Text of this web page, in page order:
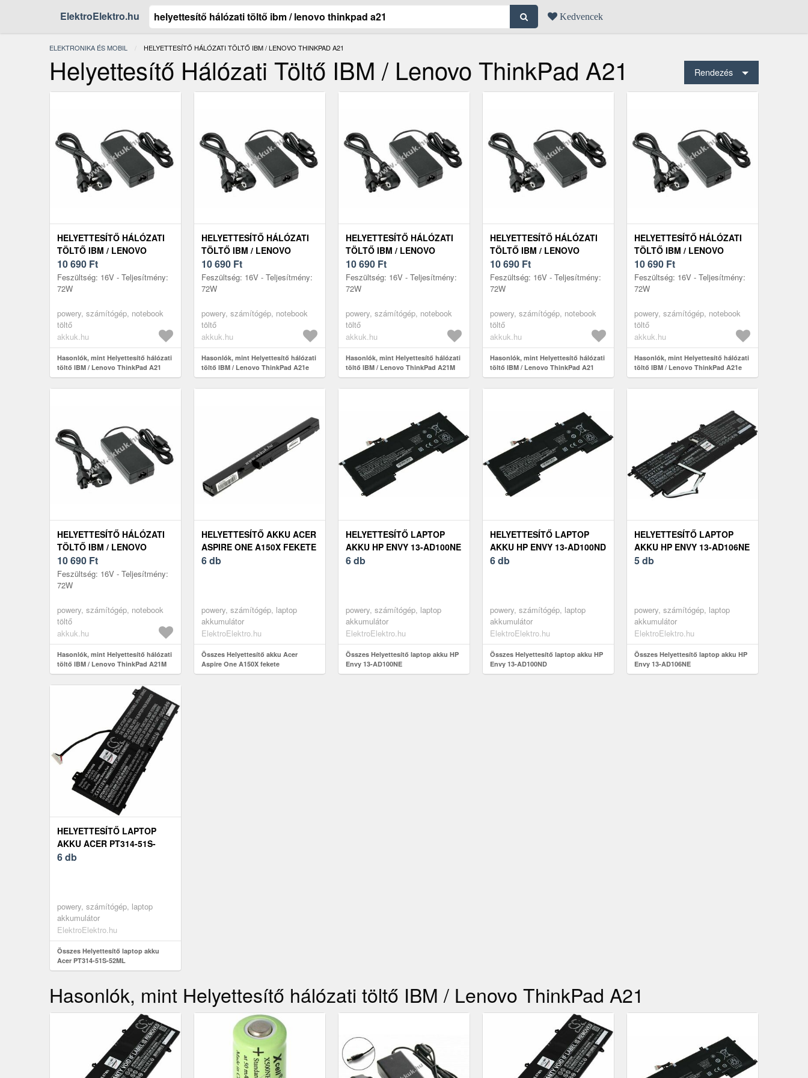
ElektroElektro.hu Kedvencek
ELEKTRONIKA ÉS MOBIL JELENLEGI:
HELYETTESÍTŐ HÁLÓZATI TÖLTŐ IBM / LENOVO THINKPAD A21
Helyettesítő Hálózati Töltő IBM / Lenovo ThinkPad A21 Rendezés
HELYETTESÍTŐ HÁLÓZATI
TÖLTŐ IBM / LENOVO
THINKPAD A21
10 690 Ft
Feszültség: 16V - Teljesítmény:
72W
powery, számítógép, notebook
töltő
akkuk.hu
Hasonlók, mint Helyettesítő hálózati
töltő IBM / Lenovo ThinkPad A21
HELYETTESÍTŐ HÁLÓZATI
TÖLTŐ IBM / LENOVO
THINKPAD A21E
10 690 Ft
Feszültség: 16V - Teljesítmény:
72W
powery, számítógép, notebook
töltő
akkuk.hu
Hasonlók, mint Helyettesítő hálózati
töltő IBM / Lenovo ThinkPad A21e
HELYETTESÍTŐ HÁLÓZATI
TÖLTŐ IBM / LENOVO
THINKPAD A21M
10 690 Ft
Feszültség: 16V - Teljesítmény:
72W
powery, számítógép, notebook
töltő
akkuk.hu
Hasonlók, mint Helyettesítő hálózati
töltő IBM / Lenovo ThinkPad A21M
HELYETTESÍTŐ HÁLÓZATI
TÖLTŐ IBM / LENOVO
THINKPAD A21
10 690 Ft
Feszültség: 16V - Teljesítmény:
72W
powery, számítógép, notebook
töltő
akkuk.hu
Hasonlók, mint Helyettesítő hálózati
töltő IBM / Lenovo ThinkPad A21
HELYETTESÍTŐ HÁLÓZATI
TÖLTŐ IBM / LENOVO
THINKPAD A21E
10 690 Ft
Feszültség: 16V - Teljesítmény:
72W
powery, számítógép, notebook
töltő
akkuk.hu
Hasonlók, mint Helyettesítő hálózati
töltő IBM / Lenovo ThinkPad A21e
HELYETTESÍTŐ HÁLÓZATI
TÖLTŐ IBM / LENOVO
THINKPAD A21M
10 690 Ft
Feszültség: 16V - Teljesítmény:
72W
powery, számítógép, notebook
töltő
akkuk.hu
Hasonlók, mint Helyettesítő hálózati
töltő IBM / Lenovo ThinkPad A21M
HELYETTESÍTŐ AKKU ACER
ASPIRE ONE A150X FEKETE
6 db
powery, számítógép, laptop
akkumulátor
ElektroElektro.hu
Összes Helyettesítő akku Acer
Aspire One A150X fekete
HELYETTESÍTŐ LAPTOP
AKKU HP ENVY 13-AD100NE
6 db
powery, számítógép, laptop
akkumulátor
ElektroElektro.hu
Összes Helyettesítő laptop akku HP
Envy 13-AD100NE
HELYETTESÍTŐ LAPTOP
AKKU HP ENVY 13-AD100ND
6 db
powery, számítógép, laptop
akkumulátor
ElektroElektro.hu
Összes Helyettesítő laptop akku HP
Envy 13-AD100ND
HELYETTESÍTŐ LAPTOP
AKKU HP ENVY 13-AD106NE
5 db
powery, számítógép, laptop
akkumulátor
ElektroElektro.hu
Összes Helyettesítő laptop akku HP
Envy 13-AD106NE
HELYETTESÍTŐ LAPTOP
AKKU ACER PT314-51S-
52ML
6 db
powery, számítógép, laptop
akkumulátor
ElektroElektro.hu
Összes Helyettesítő laptop akku
Acer PT314-51S-52ML
Hasonlók, mint Helyettesítő hálózati töltő IBM / Lenovo ThinkPad A21